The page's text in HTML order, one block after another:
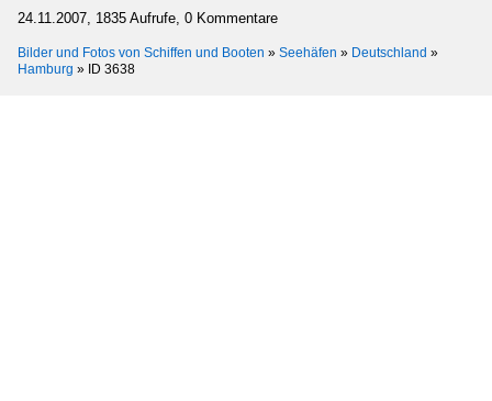
24.11.2007, 1835 Aufrufe, 0 Kommentare
Bilder und Fotos von Schiffen und Booten » Seehäfen » Deutschland »
Hamburg » ID 3638